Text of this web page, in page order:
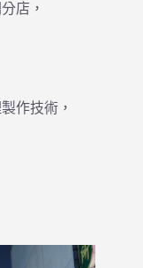
店，
作技術，